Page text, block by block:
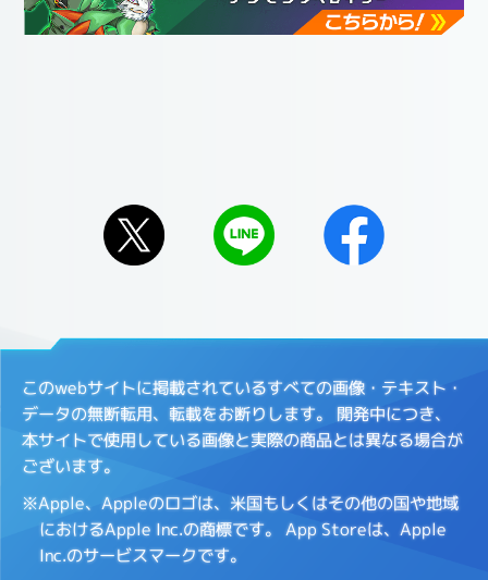
このwebサイトに掲載されているすべての画像・テキスト・
データの無断転用、転載をお断りします。 開発中につき、
本サイトで使用している画像と実際の商品とは異なる場合が
ございます。
※Apple、Appleのロゴは、米国もしくはその他の国や地域
におけるApple Inc.の商標です。 App Storeは、Apple
Inc.のサービスマークです。